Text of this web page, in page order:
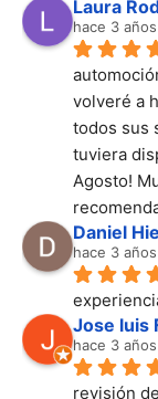
Laura
hace 3 años
volveré a
todos sus
tuviera
Agosto!
Daniel
hace 3 años
Jose luis
hace 3 años
revisión